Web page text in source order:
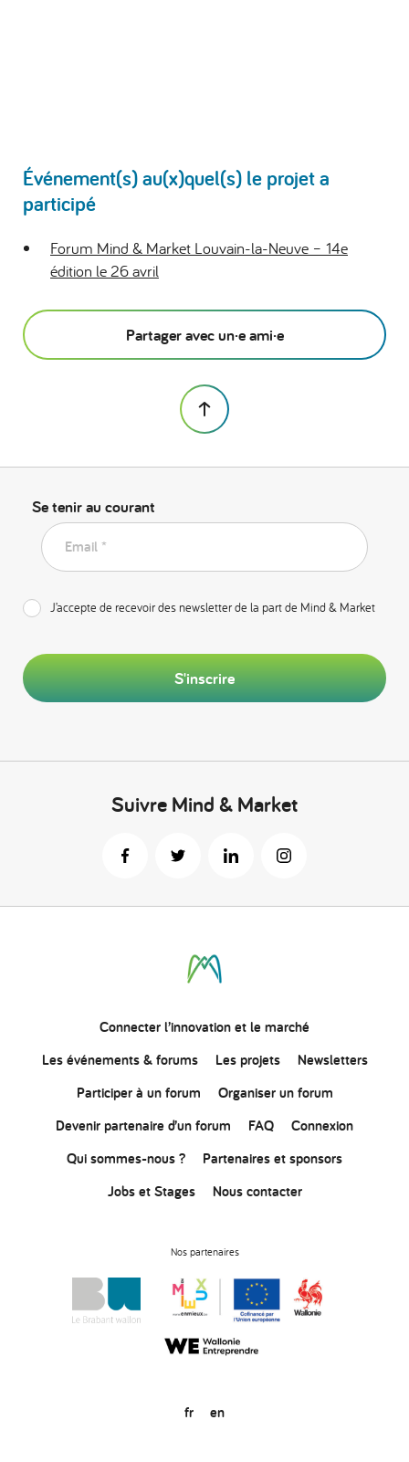
Événement(s) au(x)quel(s) le projet a
participé
Forum Mind & Market Louvain-la-Neuve – 14e
édition le 26 avril
Partager avec un·e ami·e
Se tenir au courant
Email *
J’accepte de recevoir des newsletter de la part de Mind & Market
S'inscrire
Suivre Mind & Market
Connecterl’innovationet le marché
Les événements & forums
Les projets
Newsletters
Participer à un forum
Organiser un forum
Devenir partenaire d’un forum
FAQ
Connexion
Qui sommes-nous ?
Partenaires et sponsors
Jobs et Stages
Nous contacter
Nos partenaires
fr en